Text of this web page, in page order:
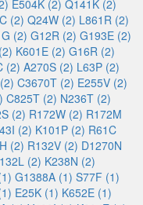
E504K (2) Q141K (2)
(2) Q24W (2) L861R (2)
(2) G12R (2) G193E (2)
K601E (2) G16R (2)
(2) A270S (2) L63P (2)
C3670T (2) E255V (2)
C825T (2) N236T (2)
(2) R172W (2) R172M
(2) K101P (2) R61C
(2) R132V (2) D1270N
(2) K238N (2)
G1388A (1) S77F (1)
E25K (1) K652E (1)